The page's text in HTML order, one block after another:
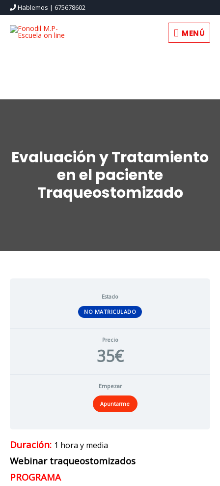
Hablemos | 675678602
MENÚ
Evaluación y Tratamiento
en el paciente
Traqueostomizado
Estado
NO MATRICULADO
Precio
35€
Empezar
Apuntarme
Duración: 1 hora y media
Webinar traqueostomizados
PROGRAMA